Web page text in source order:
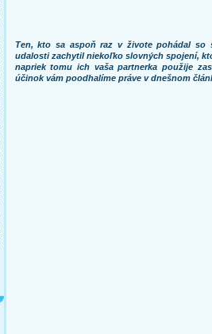
Ten, kto sa aspoň raz v živote pohádal so
udalosti zachytil niekoľko slovných spojení,
napriek tomu ich vaša partnerka použije
účinok vám poodhalíme práve v dnešnom